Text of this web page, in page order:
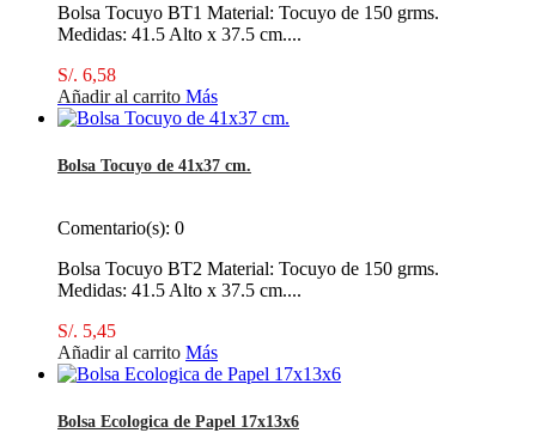
Bolsa Tocuyo BT1 Material: Tocuyo de 150 grms.
Medidas: 41.5 Alto x 37.5 cm....
S/. 6,58
Añadir al carrito Más
Bolsa Tocuyo de 41x37 cm.
Comentario(s): 0
Bolsa Tocuyo BT2 Material: Tocuyo de 150 grms.
Medidas: 41.5 Alto x 37.5 cm....
S/. 5,45
Añadir al carrito Más
Bolsa Ecologica de Papel 17x13x6